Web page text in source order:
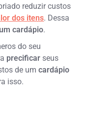
reduzir custos
dos itens. Dessa
cardápio.
do seu
precificar seus
de umcardápio
isso.